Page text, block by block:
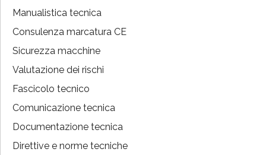
Manualistica tecnica
Consulenza marcatura CE
Sicurezza macchine
Valutazione dei rischi
Fascicolo tecnico
Comunicazione tecnica
Documentazione tecnica
Direttive e norme tecniche